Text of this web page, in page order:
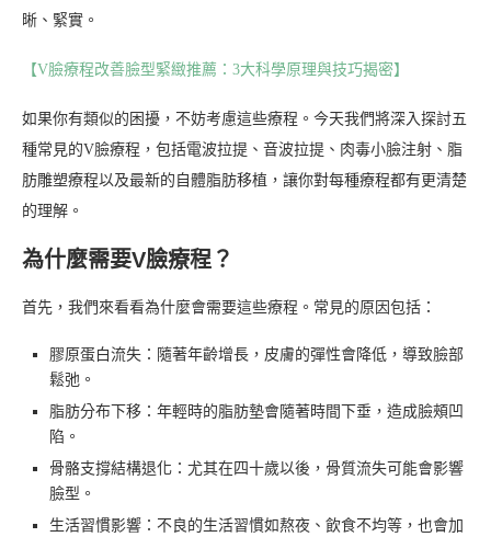
晰、緊實。
【V臉療程改善臉型緊緻推薦：3大科學原理與技巧揭密】
如果你有類似的困擾，不妨考慮這些療程。今天我們將深入探討五
種常見的V臉療程，包括電波拉提、音波拉提、肉毒小臉注射、脂
肪雕塑療程以及最新的自體脂肪移植，讓你對每種療程都有更清楚
的理解。
為什麼需要V臉療程？
首先，我們來看看為什麼會需要這些療程。常見的原因包括：
膠原蛋白流失：隨著年齡增長，皮膚的彈性會降低，導致臉部
鬆弛。
脂肪分布下移：年輕時的脂肪墊會隨著時間下垂，造成臉頰凹
陷。
骨骼支撐結構退化：尤其在四十歲以後，骨質流失可能會影響
臉型。
生活習慣影響：不良的生活習慣如熬夜、飲食不均等，也會加